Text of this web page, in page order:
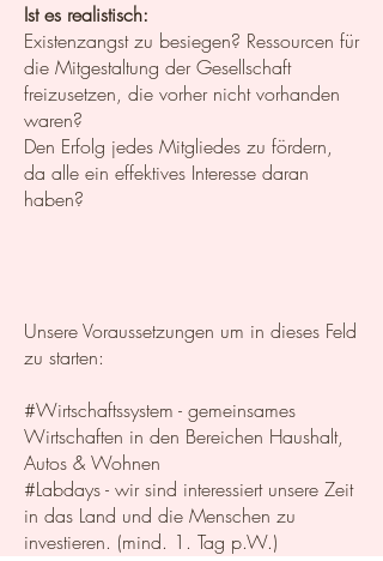
Ist es realistisch:
Existenzangst zu besiegen? Ressourcen für
die Mitgestaltung der Gesellschaft
freizusetzen, die vorher nicht vorhanden
waren?
Den Erfolg jedes Mitgliedes zu fördern,
da alle ein effektives Interesse daran
haben?
Unsere Voraussetzungen um in dieses Feld
zu starten:
#Wirtschaftssystem - gemeinsames
Wirtschaften in den Bereichen Haushalt,
Autos & Wohnen
#Labdays - wir sind interessiert unsere Zeit
in das Land und die Menschen zu
investieren. (mind. 1. Tag p.W.)